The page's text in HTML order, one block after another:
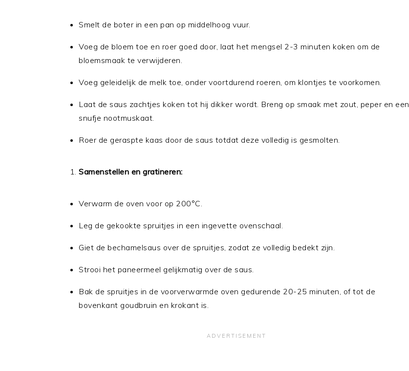
Smelt de boter in een pan op middelhoog vuur.
Voeg de bloem toe en roer goed door, laat het mengsel 2-3 minuten koken om de
bloemsmaak te verwijderen.
Voeg geleidelijk de melk toe, onder voortdurend roeren, om klontjes te voorkomen.
Laat de saus zachtjes koken tot hij dikker wordt. Breng op smaak met zout, peper en een
snufje nootmuskaat.
Roer de geraspte kaas door de saus totdat deze volledig is gesmolten.
Samenstellen en gratineren:
Verwarm de oven voor op 200°C.
Leg de gekookte spruitjes in een ingevette ovenschaal.
Giet de bechamelsaus over de spruitjes, zodat ze volledig bedekt zijn.
Strooi het paneermeel gelijkmatig over de saus.
Bak de spruitjes in de voorverwarmde oven gedurende 20-25 minuten, of tot de
bovenkant goudbruin en krokant is.